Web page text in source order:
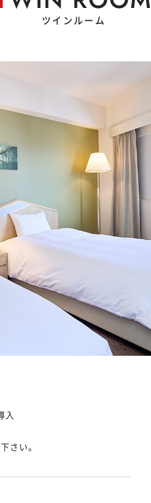
ツインルーム
入
さい。